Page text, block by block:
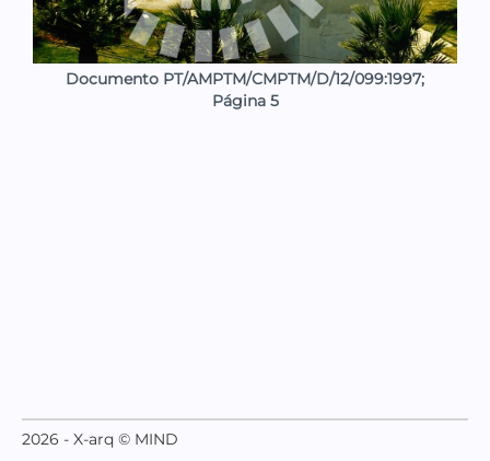
Documento PT/AMPTM/CMPTM/D/12/099:1997;
Página 5
2026 - X-arq © MIND